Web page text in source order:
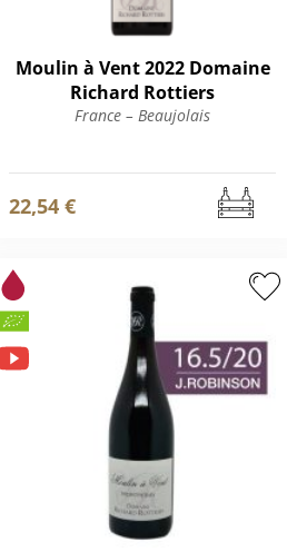
Moulin à Vent 2022 Domaine
Richard Rottiers
France – Beaujolais
22,54 €